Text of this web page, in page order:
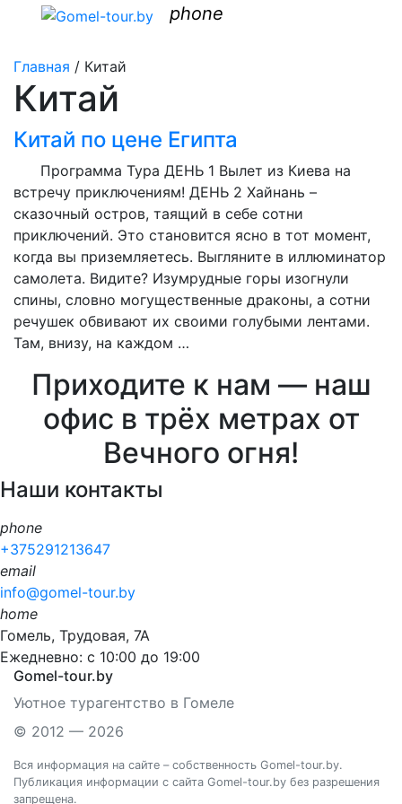
phone
Главная / Китай
Китай
Китай по цене Египта
Программа Тура ДЕНЬ 1 Вылет из Киева на
встречу приключениям! ДЕНЬ 2 Хайнань –
сказочный остров, таящий в себе сотни
приключений. Это становится ясно в тот момент,
когда вы приземляетесь. Выгляните в иллюминатор
самолета. Видите? Изумрудные горы изогнули
спины, словно могущественные драконы, а сотни
речушек обвивают их своими голубыми лентами.
Там, внизу, на каждом …
Приходите к нам — наш
офис в трёх метрах от
Вечного огня!
Наши контакты
phone
+375291213647
email
info@gomel-tour.by
home
Гомель, Трудовая, 7А
Ежедневно: с 10:00 до 19:00
Gomel-tour.by
Уютное турагентство в Гомеле
© 2012 — 2026
Вся информация на сайте – собственность Gomel-tour.by.
Публикация информации с сайта Gomel-tour.by без разрешения
запрещена.